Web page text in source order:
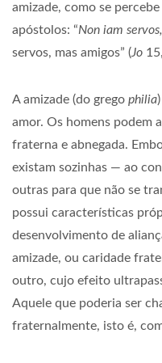
amizade, como se
apóstolos: “Non iam
servos, mas amigos” (Jo
A amizade (do grego philia
amor. Os homens podem
fraterna e abnegada.
existam sozinhas — ao
outras para que não se
possui características
desenvolvimento de
amizade, ou caridade
outro, cujo efeito
Aquele que poderia ser
fraternalmente, isto é,